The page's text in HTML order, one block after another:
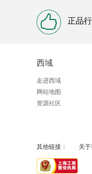
正品
西域
走进西域
网站地图
资源社区
其他链接： 关